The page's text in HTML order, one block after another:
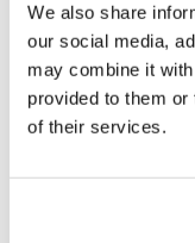
We also share
our social media,
may combine it
provided to them
of their services.
Freitag) bei